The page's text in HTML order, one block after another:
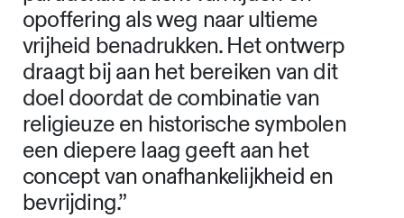
opoffering als weg naar ultieme
vrijheid benadrukken. Het ontwerp
draagt bij aan het bereiken van dit
doel doordat de combinatie van
religieuze en historische symbolen
een diepere laag geeft aan het
concept van onafhankelijkheid en
bevrijding.”